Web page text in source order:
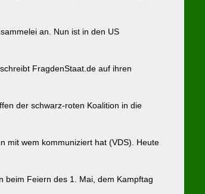
an. Nun ist in den US
FragdenStaat.de auf ihren
der schwarz-roten Koalition in die
mit wem kommuniziert hat (VDS). Heute
beim Feiern des 1. Mai, dem Kampftag